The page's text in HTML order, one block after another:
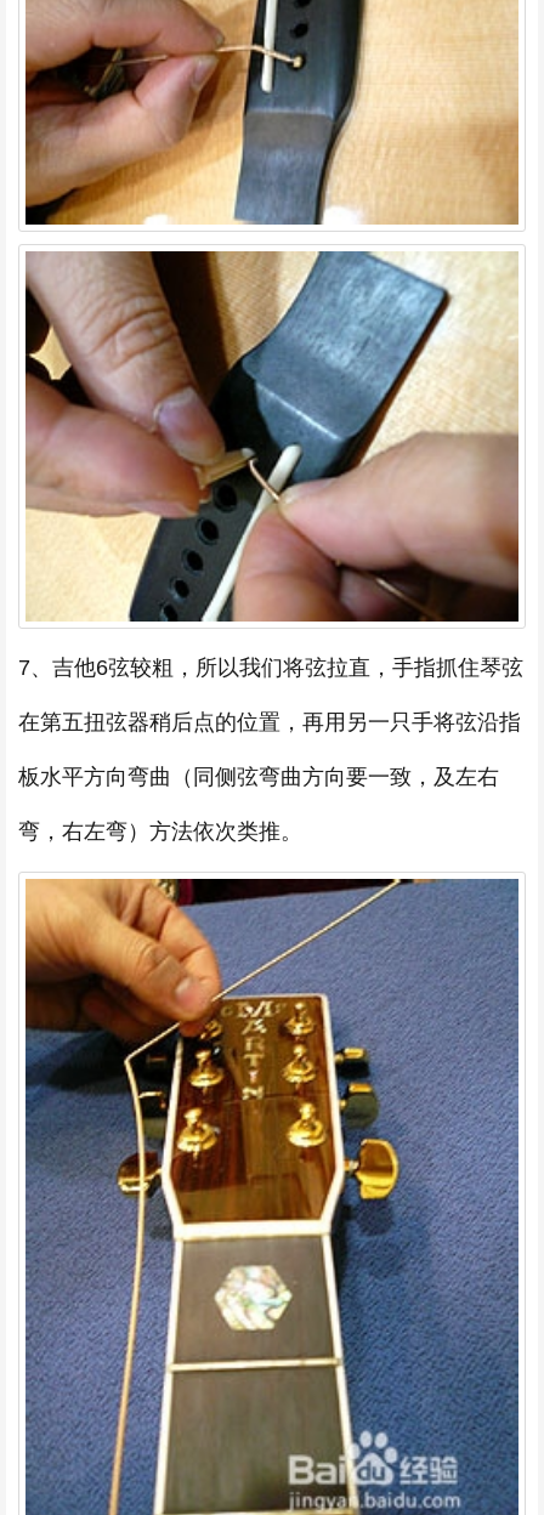
7、吉他6弦较粗，所以我们将弦拉直，手指抓住琴弦
在第五扭弦器稍后点的位置，再用另一只手将弦沿指
板水平方向弯曲（同侧弦弯曲方向要一致，及左右
弯，右左弯）方法依次类推。